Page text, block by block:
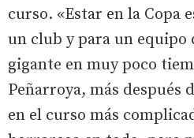
curso. «Estar en la Copa
un club y para un equipo
gigante en muy poco
Peñarroya, más después
en el curso más